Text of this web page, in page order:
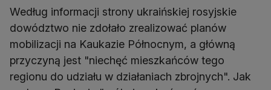
Według informacji strony ukraińskiej rosyjskie
dowództwo nie zdołało zrealizować planów
mobilizacji na Kaukazie Północnym, a główną
przyczyną jest "niechęć mieszkańców tego
regionu do udziału w działaniach zbrojnych". Jak